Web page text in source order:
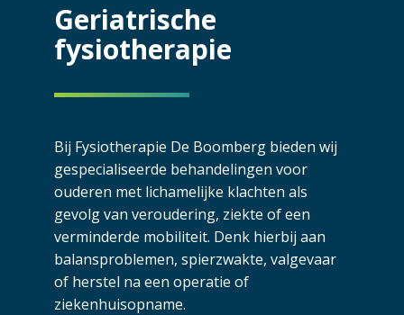
Geriatrische
fysiotherapie
Bij Fysiotherapie De Boomberg bieden wij
gespecialiseerde behandelingen voor
ouderen met lichamelijke klachten als
gevolg van veroudering, ziekte of een
verminderde mobiliteit. Denk hierbij aan
balansproblemen, spierzwakte, valgevaar
of herstel na een operatie of
ziekenhuisopname.